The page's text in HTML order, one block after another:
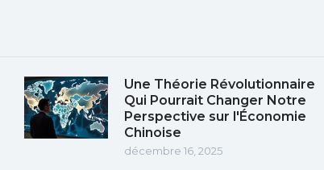
Une Théorie Révolutionnaire
Qui Pourrait Changer Notre
Perspective sur l'Économie
Chinoise
décembre 16, 2025